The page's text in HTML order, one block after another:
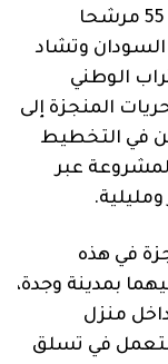
صباح أمس الأربعاء، على خلفية ضبط 55 مرشحا
وتشاد
التراب الوطني
المنجزة إلى
في التخطيط
عبر
في هذه
بمدينة وجدة،
منزل
حديدية تستعمل في تسلق